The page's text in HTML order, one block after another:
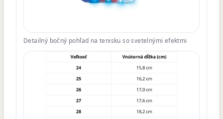
Detailný bočný pohľad na tenisku so svetelnými efektmi